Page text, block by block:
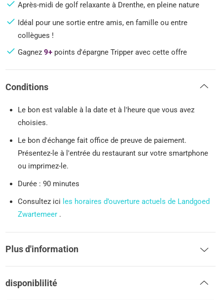
Après-midi de golf relaxante à Drenthe, en pleine nature
Idéal pour une sortie entre amis, en famille ou entre
collègues !
Gagnez9+ points d'épargne Tripper avec cette offre
Conditions
Le bon est valable à la date et à l'heure que vous avez
choisies.
Le bon d'échange fait office de preuve de paiement.
Présentez-le à l'entrée du restaurant sur votre smartphone
ou imprimez-le.
Durée : 90 minutes
Consultez ici les horaires d’ouverture actuels de Landgoed
Zwartemeer .
Plus d'information
disponiblilité